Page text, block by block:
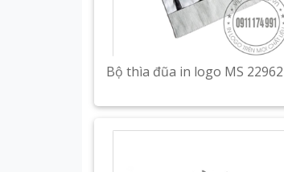
Bộ thìa đũa in logo MS 22962